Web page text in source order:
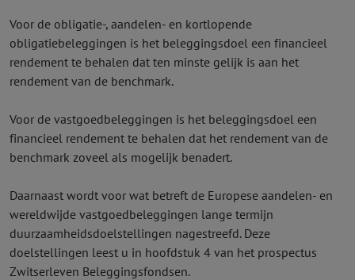
Voor de obligatie-, aandelen- en kortlopende
obligatiebeleggingen is het beleggingsdoel een financieel
rendement te behalen dat ten minste gelijk is aan het
rendement van de benchmark.
Voor de vastgoedbeleggingen is het beleggingsdoel een
financieel rendement te behalen dat het rendement van de
benchmark zoveel als mogelijk benadert.
Daarnaast wordt voor wat betreft de Europese aandelen- en
wereldwijde vastgoedbeleggingen lange termijn
duurzaamheidsdoelstellingen nagestreefd. Deze
doelstellingen leest u in hoofdstuk 4 van het prospectus
Zwitserleven Beleggings­fondsen.